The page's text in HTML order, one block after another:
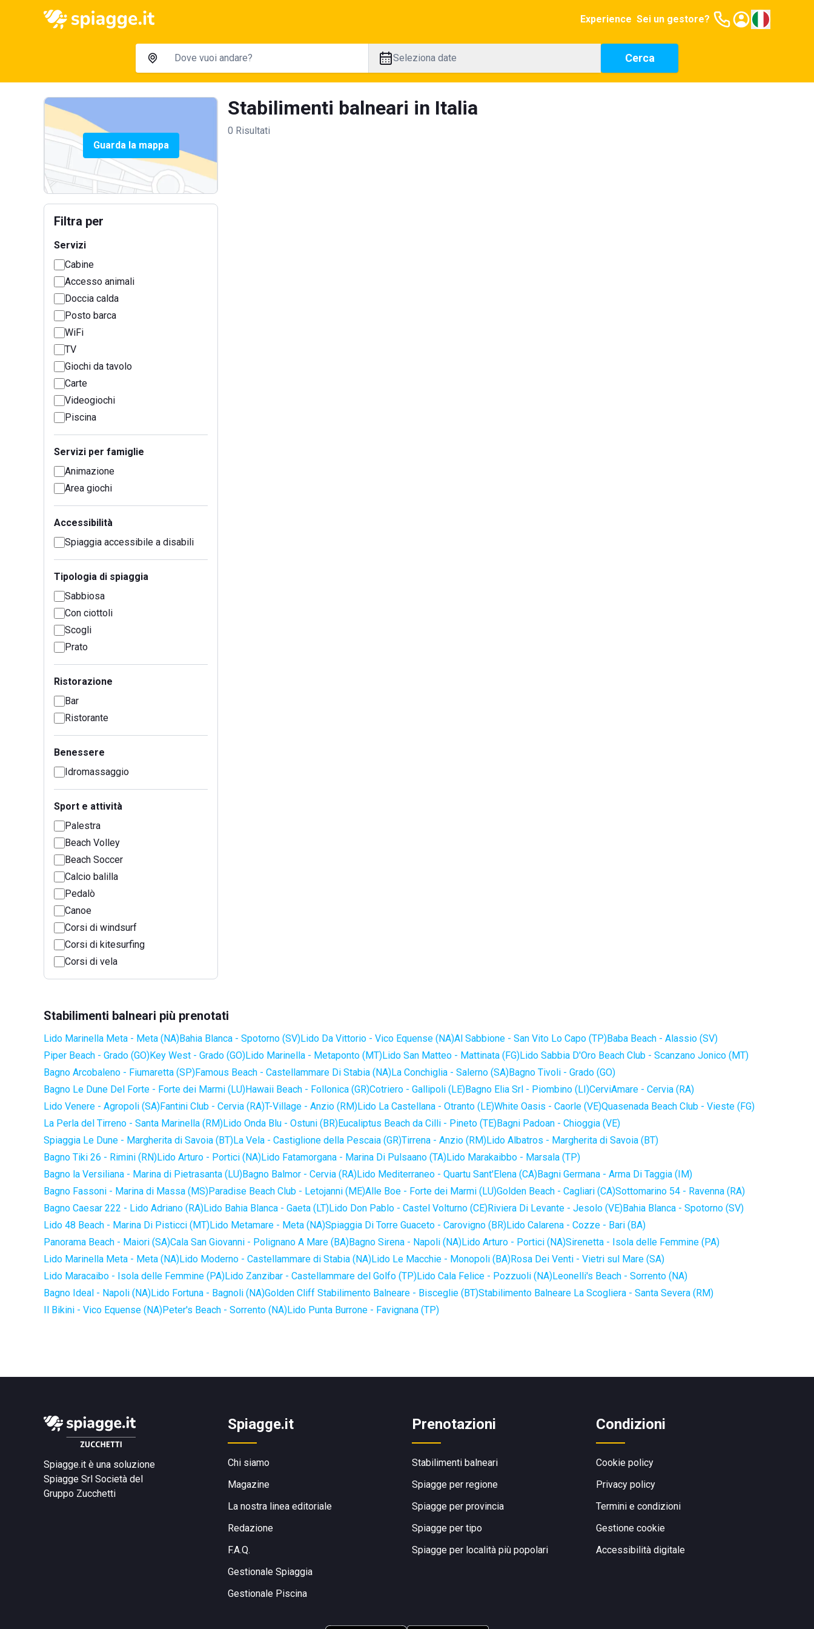
Experience Sei un gestore?
Seleziona date Cerca
Guarda la mappa
Filtra per
Servizi
Cabine
Accesso animali
Doccia calda
Posto barca
WiFi
TV
Giochi da tavolo
Carte
Videogiochi
Piscina
Servizi per famiglie
Animazione
Area giochi
Accessibilità
Spiaggia accessibile a disabili
Tipologia di spiaggia
Sabbiosa
Con ciottoli
Scogli
Prato
Ristorazione
Bar
Ristorante
Benessere
Idromassaggio
Sport e attività
Palestra
Beach Volley
Beach Soccer
Calcio balilla
Pedalò
Canoe
Corsi di windsurf
Corsi di kitesurfing
Corsi di vela
Stabilimenti balneari in Italia
0 Risultati
Stabilimenti balneari più prenotati
Lido Marinella Meta - Meta (NA)Bahia Blanca - Spotorno (SV)Lido Da Vittorio - Vico Equense (NA)Al Sabbione - San Vito Lo Capo (TP)Baba Beach - Alassio (SV)
Piper Beach - Grado (GO)Key West - Grado (GO)Lido Marinella - Metaponto (MT)Lido San Matteo - Mattinata (FG)Lido Sabbia D'Oro Beach Club - Scanzano Jonico (MT)
Bagno Arcobaleno - Fiumaretta (SP)Famous Beach - Castellammare Di Stabia (NA)La Conchiglia - Salerno (SA)Bagno Tivoli - Grado (GO)
Bagno Le Dune Del Forte - Forte dei Marmi (LU)Hawaii Beach - Follonica (GR)Cotriero - Gallipoli (LE)Bagno Elia Srl - Piombino (LI)CerviAmare - Cervia (RA)
Lido Venere - Agropoli (SA)Fantini Club - Cervia (RA)T-Village - Anzio (RM)Lido La Castellana - Otranto (LE)White Oasis - Caorle (VE)Quasenada Beach Club - Vieste (FG)
La Perla del Tirreno - Santa Marinella (RM)Lido Onda Blu - Ostuni (BR)Eucaliptus Beach da Cilli - Pineto (TE)Bagni Padoan - Chioggia (VE)
Spiaggia Le Dune - Margherita di Savoia (BT)La Vela - Castiglione della Pescaia (GR)Tirrena - Anzio (RM)Lido Albatros - Margherita di Savoia (BT)
Bagno Tiki 26 - Rimini (RN)Lido Arturo - Portici (NA)Lido Fatamorgana - Marina Di Pulsaano (TA)Lido Marakaibbo - Marsala (TP)
Bagno la Versiliana - Marina di Pietrasanta (LU)Bagno Balmor - Cervia (RA)Lido Mediterraneo - Quartu Sant'Elena (CA)Bagni Germana - Arma Di Taggia (IM)
Bagno Fassoni - Marina di Massa (MS)Paradise Beach Club - Letojanni (ME)Alle Boe - Forte dei Marmi (LU)Golden Beach - Cagliari (CA)Sottomarino 54 - Ravenna (RA)
Bagno Caesar 222 - Lido Adriano (RA)Lido Bahia Blanca - Gaeta (LT)Lido Don Pablo - Castel Volturno (CE)Riviera Di Levante - Jesolo (VE)Bahia Blanca - Spotorno (SV)
Lido 48 Beach - Marina Di Pisticci (MT)Lido Metamare - Meta (NA)Spiaggia Di Torre Guaceto - Carovigno (BR)Lido Calarena - Cozze - Bari (BA)
Panorama Beach - Maiori (SA)Cala San Giovanni - Polignano A Mare (BA)Bagno Sirena - Napoli (NA)Lido Arturo - Portici (NA)Sirenetta - Isola delle Femmine (PA)
Lido Marinella Meta - Meta (NA)Lido Moderno - Castellammare di Stabia (NA)Lido Le Macchie - Monopoli (BA)Rosa Dei Venti - Vietri sul Mare (SA)
Lido Maracaibo - Isola delle Femmine (PA)Lido Zanzibar - Castellammare del Golfo (TP)Lido Cala Felice - Pozzuoli (NA)Leonelli's Beach - Sorrento (NA)
Bagno Ideal - Napoli (NA)Lido Fortuna - Bagnoli (NA)Golden Cliff Stabilimento Balneare - Bisceglie (BT)Stabilimento Balneare La Scogliera - Santa Severa (RM)
Il Bikini - Vico Equense (NA)Peter's Beach - Sorrento (NA)Lido Punta Burrone - Favignana (TP)
Spiagge.it è una soluzione
Spiagge Srl Società del
Gruppo Zucchetti
Spiagge.it
Chi siamo
Magazine
La nostra linea editoriale
Redazione
F.A.Q.
Gestionale Spiaggia
Gestionale Piscina
Prenotazioni
Stabilimenti balneari
Spiagge per regione
Spiagge per provincia
Spiagge per tipo
Spiagge per località più popolari
Condizioni
Cookie policy
Privacy policy
Termini e condizioni
Gestione cookie
Accessibilità digitale